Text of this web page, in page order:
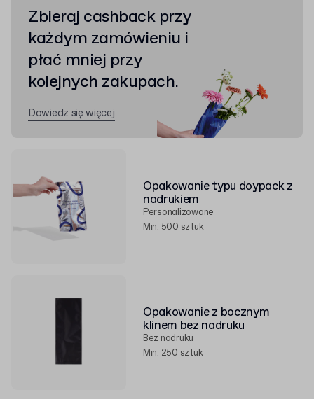
Opakowanie typu doypack z
nadrukiem
Personalizowane
Min. 500 sztuk
Opakowanie z bocznym
klinem bez nadruku
Bez nadruku
Min. 250 sztuk
Zbieraj cashback przy
każdym zamówieniu i
płać mniej przy
kolejnych zakupach.
Dowiedz się więcej